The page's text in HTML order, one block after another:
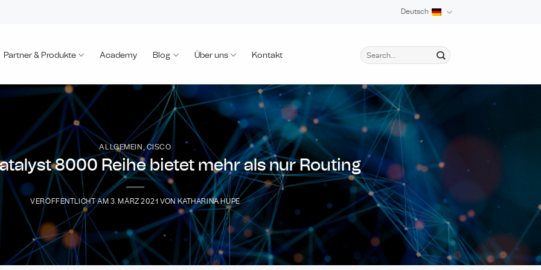
Deutsch
Partner & Produkte Academy Blog Über uns Kontakt
ALLGEMEIN ,CISCO
8000 Reihe bietet mehr als nur Routing
VERÖFFENTLICHT AM 3. MÄRZ 2021 VONKATHARINA HUPE